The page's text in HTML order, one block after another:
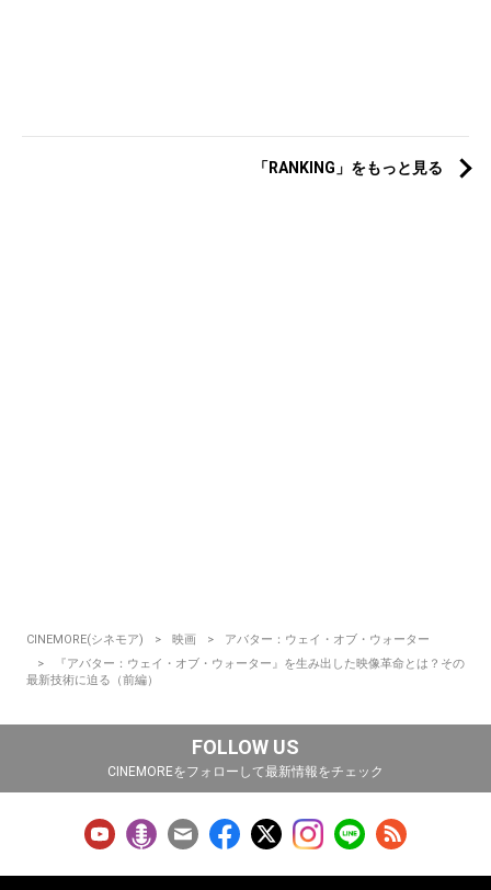
「RANKING」をもっと見る
CINEMORE(シネモア) 映画
アバター：ウェイ・オブ・ウォーター
『アバター：ウェイ・オブ・ウォーター』を生み出した映像革命とは？その
最新技術に迫る（前編）
FOLLOW US
CINEMOREをフォローして最新情報をチェック